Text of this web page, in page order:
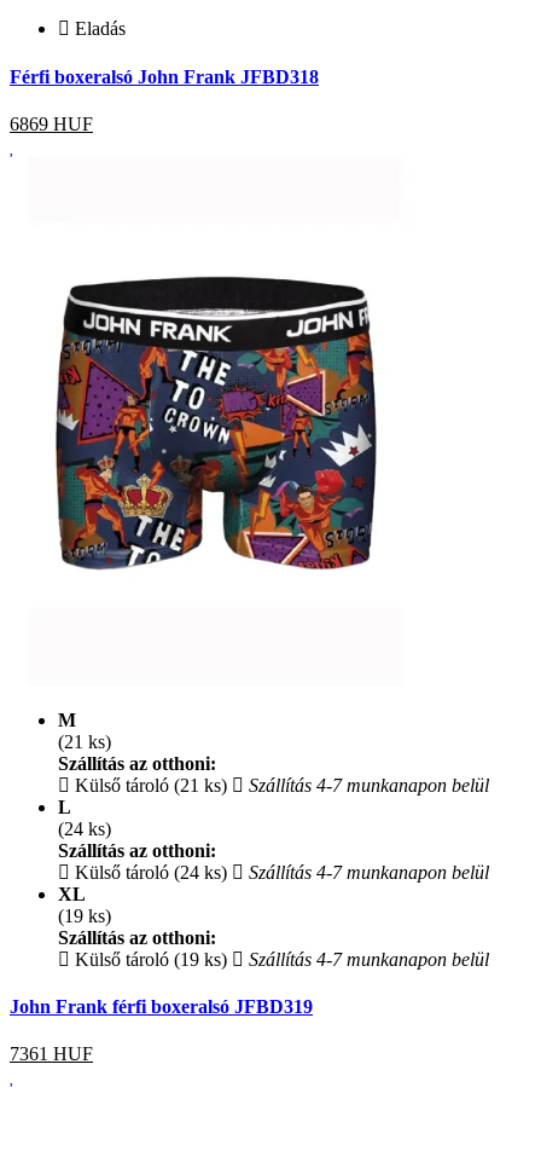
Eladás
Férfi boxeralsó John Frank JFBD318
6869 HUF
M
(21 ks)
Szállítás az otthoni:
Külső tároló (21 ks)
Szállítás 4-7 munkanapon belül
L
(24 ks)
Szállítás az otthoni:
Külső tároló (24 ks)
Szállítás 4-7 munkanapon belül
XL
(19 ks)
Szállítás az otthoni:
Külső tároló (19 ks)
Szállítás 4-7 munkanapon belül
John Frank férfi boxeralsó JFBD319
7361 HUF